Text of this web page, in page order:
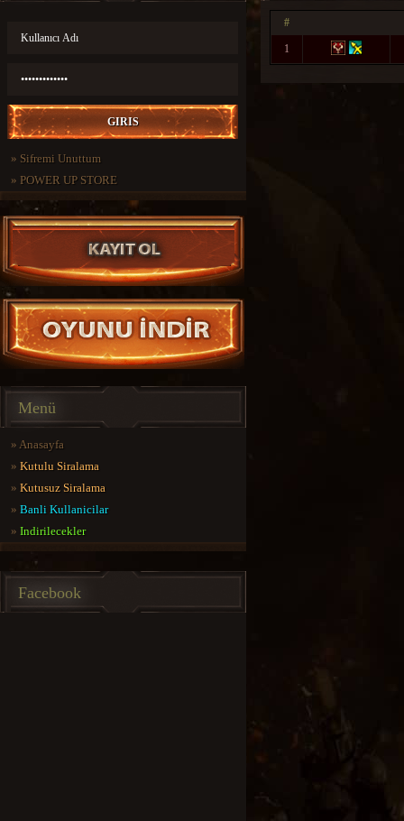
» Sifremi Unuttum
» POWER UP STORE
Menü
» Anasayfa
» Kutulu Siralama
» Kutusuz Siralama
» Banli Kullanicilar
» Indirilecekler
Facebook
#
1